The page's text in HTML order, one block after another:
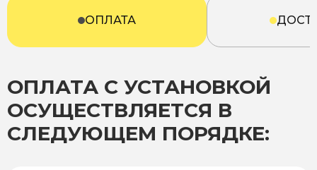
ОПЛАТА
ОПЛАТА С УСТАНОВКОЙ
ОСУЩЕСТВЛЯЕТСЯ В
СЛЕДУЮЩЕМ ПОРЯДКЕ: